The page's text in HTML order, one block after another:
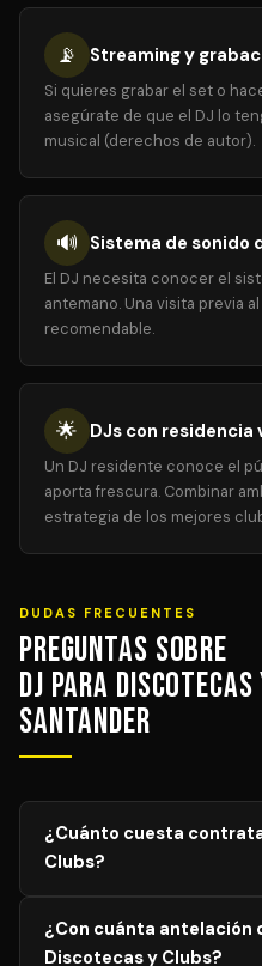
📡 Streaming y
Si quieres grabar el set o
asegúrate de que el DJ lo
musical (derechos de autor).
🔊 Sistema de sonido
El DJ necesita conocer el
antemano. Una visita previa
recomendable.
🌟 DJs con residencia
Un DJ residente conoce el
aporta frescura. Combinar
estrategia de los mejores
DUDAS FRECUENTES
Preguntas sobre
DJ para
Santander
¿Cuánto cuesta
Clubs?
aforo, duración y
¿Con cuánta antelación
Discotecas y Clubs?